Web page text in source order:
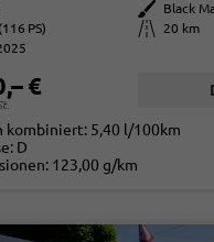
Außenfarbe
Black
PS) Kilometerstand
20 km
€
kombiniert: 5,40 l/100km
D
123,00 g/km